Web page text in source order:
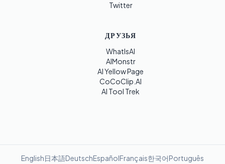
Twitter
ДРУЗЬЯ
WhatIsAI
AIMonstr
AI Yellow Page
CoCoClip.AI
AI Tool Trek
English日本語DeutschEspañolFrançais한국어Português